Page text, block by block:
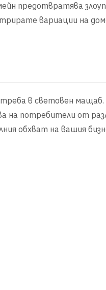
предотвратява
вариации на
в световен
на потребители от
обхват на вашия